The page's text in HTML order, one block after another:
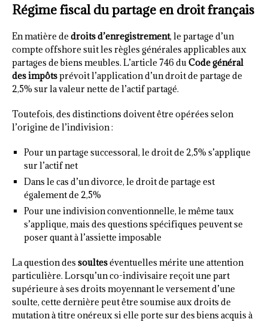
Régime fiscal du partage en droit français
En matière de droits d’enregistrement, le partage d’un
compte offshore suit les règles générales applicables aux
partages de biens meubles. L’article 746 duCode général
des impôtsprévoit l’application d’un droit de partage de
2,5% sur la valeur nette de l’actif partagé.
Toutefois, des distinctions doivent être opérées selon
l’origine de l’indivision :
Pour un partage successoral, le droit de 2,5% s’applique
sur l’actif net
Dans le cas d’un divorce, le droit de partage est
également de 2,5%
Pour une indivision conventionnelle, le même taux
s’applique, mais des questions spécifiques peuvent se
poser quant à l’assiette imposable
La question des soulteséventuelles mérite une attention
particulière. Lorsqu’un co-indivisaire reçoit une part
supérieure à ses droits moyennant le versement d’une
soulte, cette dernière peut être soumise aux droits de
mutation à titre onéreux si elle porte sur des biens acquis à